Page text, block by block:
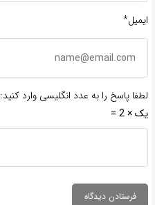
ایمیل*
لطفا پاسخ را به عدد انگلیسی وارد کنید:
یک × 2 =